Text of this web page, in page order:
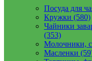
Посуда для
Кружки (580)
Чайники
(353)
Молочники,
Масленки